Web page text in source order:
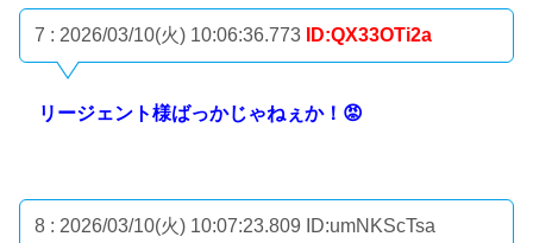
7 : 2026/03/10(火) 10:06:36.773 ID:QX33OTi2a
リージェント様ばっかじゃねぇか！😡
8 : 2026/03/10(火) 10:07:23.809 ID:umNKScTsa